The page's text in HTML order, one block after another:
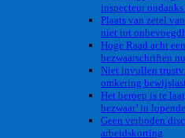
inspecteur
Plaats van zetel
niet tot
Hoge Raad acht
bezwaarschriften
Niet invullen
omkering
Het beroep is te
bezwaar’ in
Geen verboden
arbeidskorting